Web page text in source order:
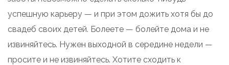
успешную карьеру — и при этом дожить хотя бы до
свадеб своих детей. Болеете — болейте дома и не
извиняйтесь. Нужен выходной в середине недели —
просите и не извиняйтесь. Хотите сходить к